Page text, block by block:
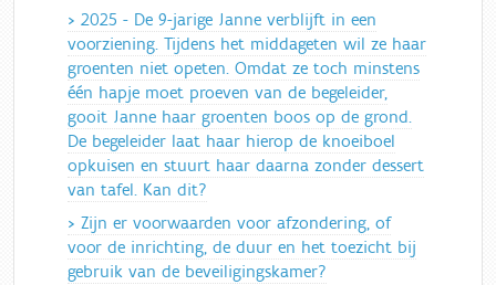
2025 - De 9-jarige Janne verblijft in een
voorziening. Tijdens het middageten wil ze haar
groenten niet opeten. Omdat ze toch minstens
één hapje moet proeven van de begeleider,
gooit Janne haar groenten boos op de grond.
De begeleider laat haar hierop de knoeiboel
opkuisen en stuurt haar daarna zonder dessert
van tafel. Kan dit?
Zijn er voorwaarden voor afzondering, of
voor de inrichting, de duur en het toezicht bij
gebruik van de beveiligingskamer?